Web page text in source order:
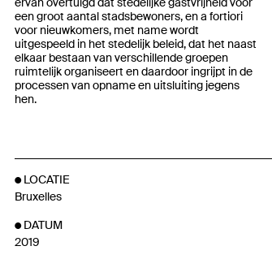
een groot aantal stadsbewoners, en a fortiori
voor nieuwkomers, met name wordt
uitgespeeld in het stedelijk beleid, dat het naast
elkaar bestaan van verschillende groepen
ruimtelijk organiseert en daardoor ingrijpt in de
processen van opname en uitsluiting jegens
hen.
LOCATIE
Bruxelles
DATUM
2019